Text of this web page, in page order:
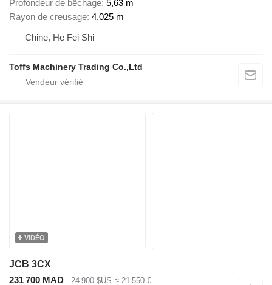
Profondeur de bêchage 5,63 m
Rayon de creusage 4,025 m
Chine, He Fei Shi
Toffs Machinery Trading Co.,Ltd
VIDÉO
JCB 3CX
231 700 MAD
24 900 $US ≈ 21 550 €